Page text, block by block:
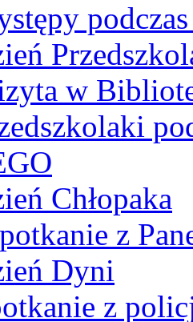
w
Chłopaka
z
Dyni
z